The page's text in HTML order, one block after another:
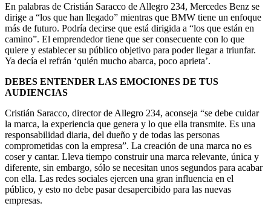
En palabras de Cristián Saracco de Allegro 234, Mercedes Benz se
dirige a “los que han llegado” mientras que BMW tiene un enfoque
más de futuro. Podría decirse que está dirigida a “los que están en
camino”. El emprendedor tiene que ser consecuente con lo que
quiere y establecer su público objetivo para poder llegar a triunfar.
Ya decía el refrán ‘quién mucho abarca, poco aprieta’.
DEBES ENTENDER LAS EMOCIONES DE TUS
AUDIENCIAS
Cristián Saracco, director de Allegro 234, aconseja “se debe cuidar
la marca, la experiencia que genera y lo que ella transmite. Es una
responsabilidad diaria, del dueño y de todas las personas
comprometidas con la empresa”. La creación de una marca no es
coser y cantar. Lleva tiempo construir una marca relevante, única y
diferente, sin embargo, sólo se necesitan unos segundos para acabar
con ella. Las redes sociales ejercen una gran influencia en el
público, y esto no debe pasar desapercibido para las nuevas
empresas.